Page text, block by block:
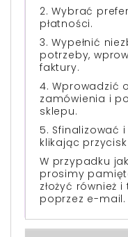
2. Wybrać
płatności.
3. Wypełnić
potrzeby,
faktury.
4. Wprowadzić
zamówienia i
sklepu.
5. Sfinalizować
klikając przycisk
W przypadku
prosimy
złożyć również
poprzez e-mail.